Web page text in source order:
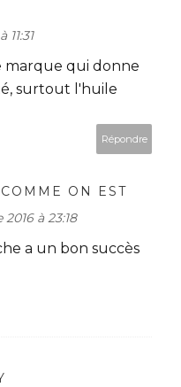
marque qui donne
surtout l'huile
Répondre
ON EST
à 23:18
a un bon succès